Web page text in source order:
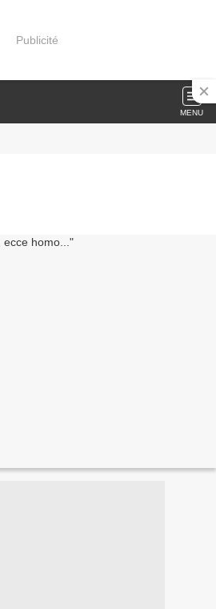
Publicité
MENU